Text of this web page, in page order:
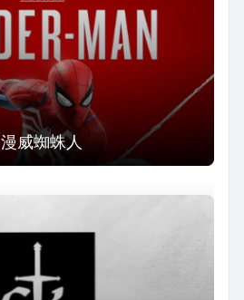
漫威蜘蛛人